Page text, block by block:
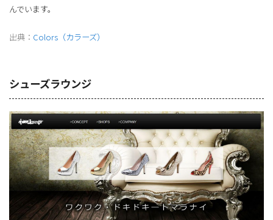
んでいます。
出典： Colors（カラーズ）
シューズラウンジ